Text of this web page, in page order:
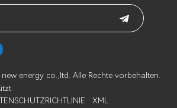
energy co.,ltd. Alle Rechte vorbehalten.
XML